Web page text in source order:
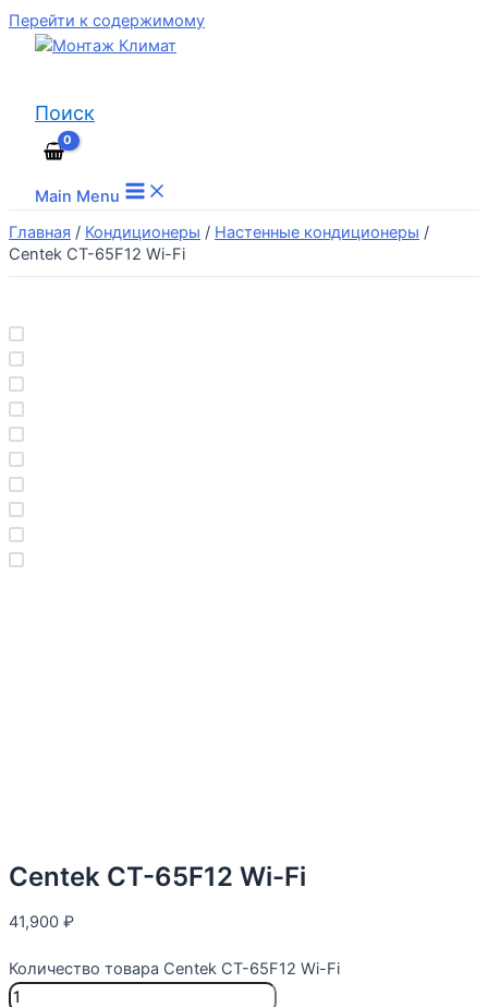
Перейти к содержимому
Поиск
Main Menu
Главная / Кондиционеры / Настенные кондиционеры /
Centek CT-65F12 Wi-Fi
Centek CT-65F12 Wi-Fi
41,900 ₽
Количество товара Centek CT-65F12 Wi-Fi